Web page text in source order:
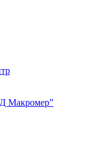
Макромер”